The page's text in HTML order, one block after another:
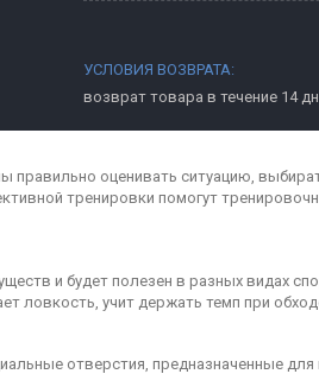
возврат товара в течение 14
правильно оценивать ситуацию,
тренировки помогут
и будет полезен в разных видах
ловкость, учит держать темп при
отверстия, предназначенные